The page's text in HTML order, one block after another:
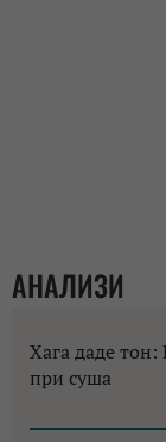
АНАЛИЗИ
Хага даде
при суша